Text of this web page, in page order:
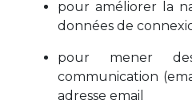
pour améliorer la
données de
pour mener
communication
adresse email